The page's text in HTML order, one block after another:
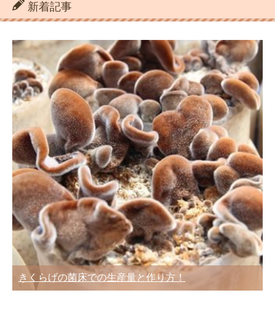
新着記事
きくらげの菌床での生産量と作り方！